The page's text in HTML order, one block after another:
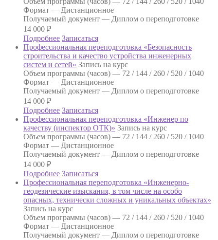
Формат — Дистанционное
Получаемый документ — Диплом о переподготовке
14 000 ₽
Подробнее Записаться
Профессиональная переподготовка «Безопасность
строительства и качество устройства инженерных
систем и сетей» Запись на курс
Объем программы (часов) — 72 / 144 / 260 / 520 / 1040
Формат — Дистанционное
Получаемый документ — Диплом о переподготовке
14 000 ₽
Подробнее Записаться
Профессиональная переподготовка «Инженер по
качеству (инспектор ОТК)» Запись на курс
Объем программы (часов) — 72 / 144 / 260 / 520 / 1040
Формат — Дистанционное
Получаемый документ — Диплом о переподготовке
14 000 ₽
Подробнее Записаться
Профессиональная переподготовка «Инженерно-
геодезические изыскания, в том числе на особо
опасных, технически сложных и уникальных объектах»
Запись на курс
Объем программы (часов) — 72 / 144 / 260 / 520 / 1040
Формат — Дистанционное
Получаемый документ — Диплом о переподготовке